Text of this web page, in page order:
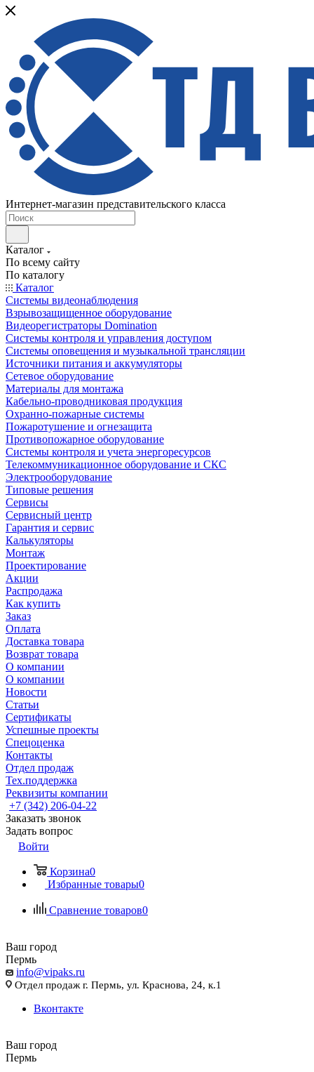
Интернет-магазин представительского класса
Каталог
По всему сайту
По каталогу
Каталог
Системы видеонаблюдения
Взрывозащищенное оборудование
Видеорегистраторы Domination
Системы контроля и управления доступом
Системы оповещения и музыкальной трансляции
Источники питания и аккумуляторы
Сетевое оборудование
Материалы для монтажа
Кабельно-проводниковая продукция
Охранно-пожарные системы
Пожаротушение и огнезащита
Противопожарное оборудование
Системы контроля и учета энергоресурсов
Телекоммуникационное оборудование и СКС
Электрооборудование
Типовые решения
Сервисы
Сервисный центр
Гарантия и сервис
Калькуляторы
Монтаж
Проектирование
Акции
Распродажа
Как купить
Заказ
Оплата
Доставка товара
Возврат товара
О компании
О компании
Новости
Статьи
Сертификаты
Успешные проекты
Спецоценка
Контакты
Отдел продаж
Тех.поддержка
Реквизиты компании
+7 (342) 206-04-22
Заказать звонок
Задать вопрос
Войти
Корзина0
Избранные товары0
Сравнение товаров0
Ваш город
Пермь
info@vipaks.ru
Отдел продаж г. Пермь, ул. Краснова, 24, к.1
Вконтакте
Ваш город
Пермь